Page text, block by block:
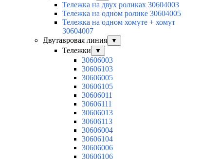
Тележка на двух роликах 30604003
Тележка на одном ролике 30604005
Тележка на одном хомуте + хомут
30604007
Двутавровая линия
▼
Тележки ▼
30606003
30606103
30606005
30606105
30606011
30606111
30606013
30606113
30606004
30606104
30606006
30606106